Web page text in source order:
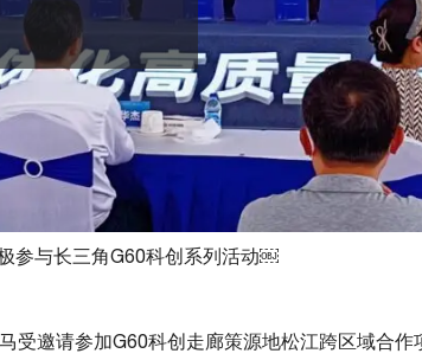
参与长三角G60科创系列活动￼
受邀请参加G60科创走廊策源地松江跨区域合作